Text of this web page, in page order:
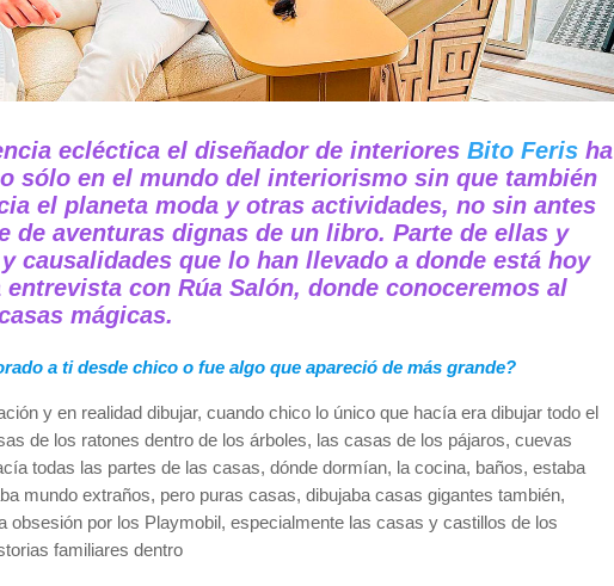
ecléctica el diseñador de interioresBito Ferisha
sólo en el mundo del interiorismo sin que también
el planeta moda y otras actividades, no sin antes
de aventuras dignas de un libro. Parte de ellas y
causalidades que lo han llevado a donde está hoy
con Rúa Salón, donde conoceremos al
mágicas.
a ti desde chico o fue algo que apareció de más grande?
y en realidad dibujar, cuando chico lo único que hacía era dibujar todo el
de los ratones dentro de los árboles, las casas de los pájaros, cuevas
todas las partes de las casas, dónde dormían, la cocina, baños, estaba
mundo extraños, pero puras casas, dibujaba casas gigantes también,
obsesión por los Playmobil, especialmente las casas y castillos de los
familiares dentro